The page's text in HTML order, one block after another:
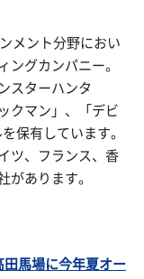
メント分野におい
ングカンパニー。
スターハンタ
クマン」、「デビ
保有しています。
ツ、フランス、香
があります。
馬場に今年夏オー